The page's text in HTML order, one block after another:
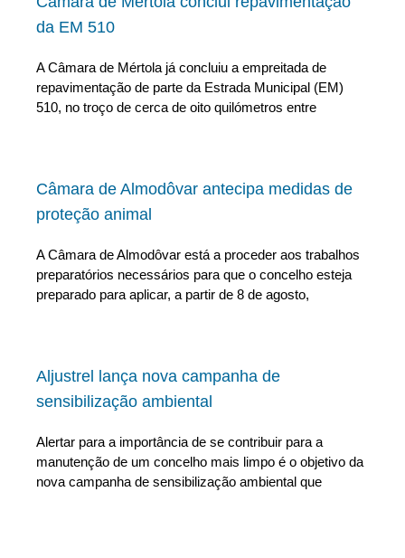
da EM 510
A Câmara de Mértola já concluiu a empreitada de
repavimentação de parte da Estrada Municipal (EM)
510, no troço de cerca de oito quilómetros entre
Câmara de Almodôvar antecipa medidas de
proteção animal
A Câmara de Almodôvar está a proceder aos trabalhos
preparatórios necessários para que o concelho esteja
preparado para aplicar, a partir de 8 de agosto,
Aljustrel lança nova campanha de
sensibilização ambiental
Alertar para a importância de se contribuir para a
manutenção de um concelho mais limpo é o objetivo da
nova campanha de sensibilização ambiental que